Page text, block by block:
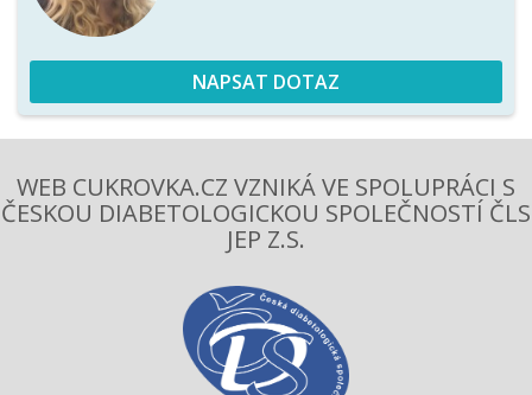
NAPSAT DOTAZ
WEB CUKROVKA.CZ VZNIKÁ VE SPOLUPRÁCI S
ČESKOU DIABETOLOGICKOU SPOLEČNOSTÍ ČLS
JEP Z.S.